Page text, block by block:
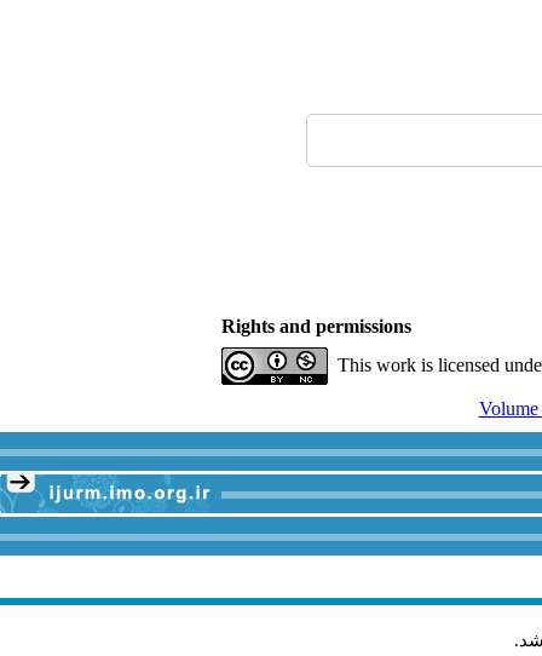
Rights and permissions
This work is licensed
.